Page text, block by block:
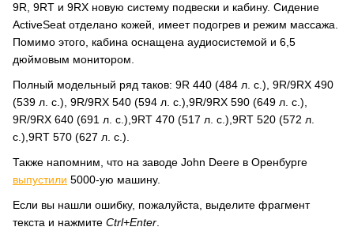
9R, 9RT и 9RX новую систему подвески и кабину. Сидение
ActiveSeat отделано кожей, имеет подогрев и режим массажа.
Помимо этого, кабина оснащена аудиосистемой и 6,5
дюймовым монитором.
Полный модельный ряд таков: 9R 440 (484 л. с.), 9R/9RX 490
(539 л. с.), 9R/9RX 540 (594 л. с.),9R/9RX 590 (649 л. с.),
9R/9RX 640 (691 л. с.),9RT 470 (517 л. с.),9RT 520 (572 л.
с.),9RT 570 (627 л. с.).
Также напомним, что на заводе John Deere в Оренбурге
выпустили 5000-ую машину.
Если вы нашли ошибку, пожалуйста, выделите фрагмент
текста и нажмите Ctrl+Enter